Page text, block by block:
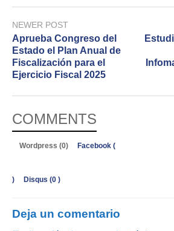
NEWER POST
Aprueba Congreso del
Estado el Plan Anual de
Fiscalización para el
Ejercicio Fiscal 2025
COMMENTS
Wordpress (0) Facebook (
) Disqus (0 )
Deja un comentario